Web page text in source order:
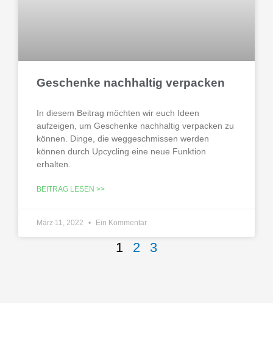
Geschenke nachhaltig verpacken
In diesem Beitrag möchten wir euch Ideen
aufzeigen, um Geschenke nachhaltig verpacken zu
können. Dinge, die weggeschmissen werden
können durch Upcycling eine neue Funktion
erhalten.
BEITRAG LESEN >>
März 11, 2022 Ein Kommentar
1 2 3